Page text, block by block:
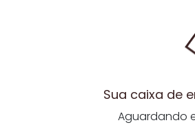
Sua caixa de
Aguardando